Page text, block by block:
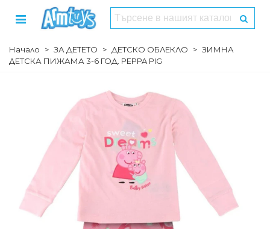
Начало > ЗА ДЕТЕТО > ДЕТСКО ОБЛЕКЛО > ЗИМНА
ДЕТСКА ПИЖАМА 3-6 ГОД. PEPPA PIG